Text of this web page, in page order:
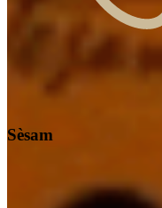
Sèsam